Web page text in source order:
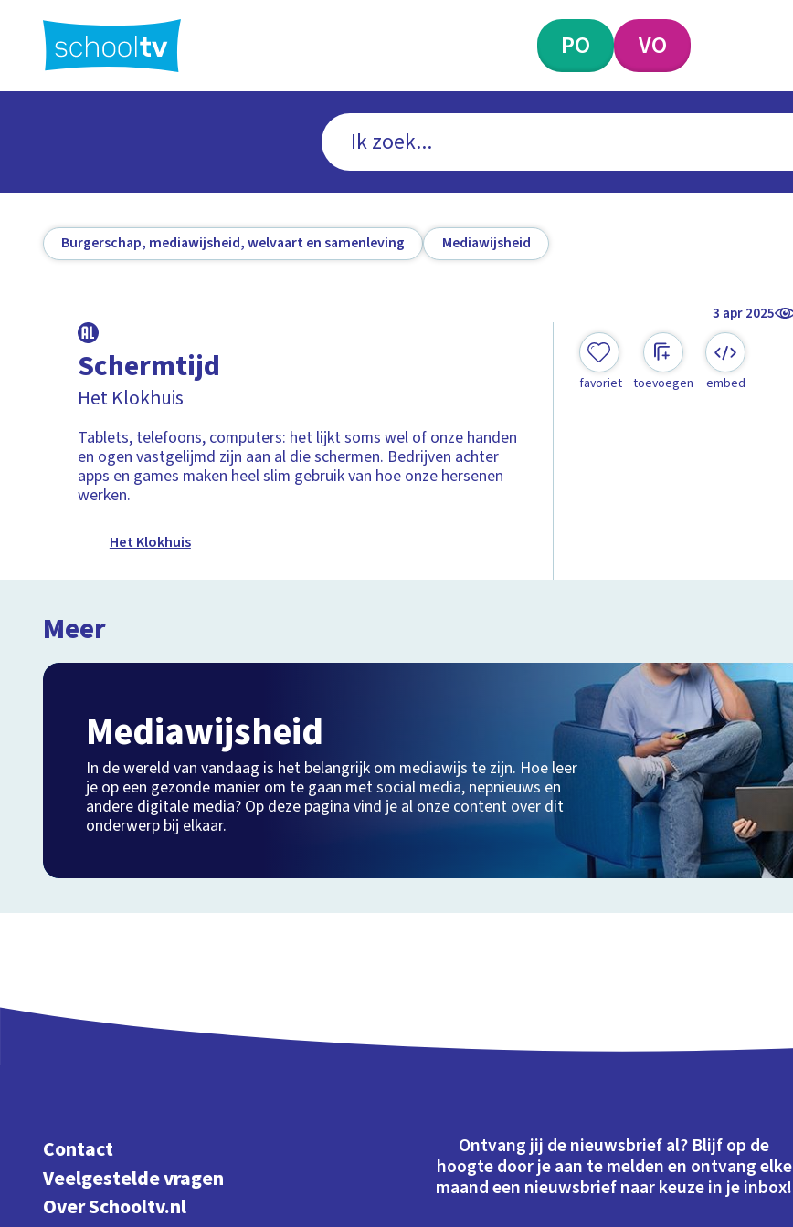
hoofdinhoud
PO VO
Burgerschap, mediawijsheid, welvaart en samenleving Mediawijsheid
3 apr 2025
Schermtijd
Het Klokhuis
Tablets, telefoons, computers: het lijkt soms wel of onze handen
en ogen vastgelijmd zijn aan al die schermen. Bedrijven achter
apps en games maken heel slim gebruik van hoe onze hersenen
werken.
Het Klokhuis
favoriet toevoegen embed
Meer
Mediawijsheid
In de wereld van vandaag is het belangrijk om mediawijs te zijn. Hoe leer
je op een gezonde manier om te gaan met social media, nepnieuws en
andere digitale media? Op deze pagina vind je al onze content over dit
onderwerp bij elkaar.
Contact
Veelgestelde vragen
Over Schooltv.nl
Ontvang jij de nieuwsbrief al? Blijf op de
hoogte door je aan te melden en ontvang elke
maand een nieuwsbrief naar keuze in je inbox!